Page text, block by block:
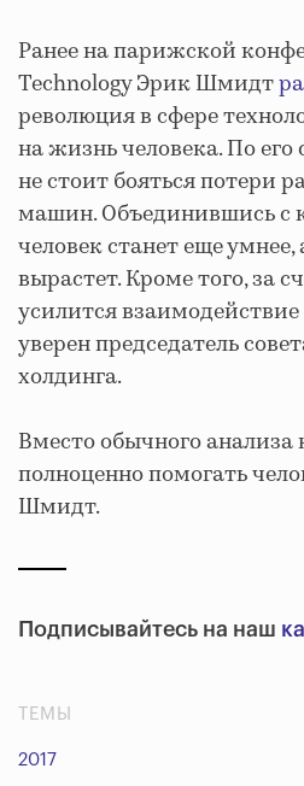
Ранее на парижской
Technology Эрик Шмидт
революция в сфере
на жизнь человека. По
не стоит бояться потери
машин. Объединившись с
человек станет еще умнее,
вырастет. Кроме того, за
усилится
уверен председатель
холдинга.
Вместо обычного
полноценно помогать
Шмидт.
Подписывайтесь на наш
ТЕМЫ
2017